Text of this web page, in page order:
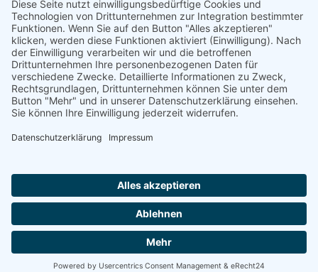
© 1987 – 2025
Storchenhof Loburg e.V.
Alle Rechte vorbehalten.
Cookie-Einstellungen
Navigation überspringen
Impressum
Haftungsausschluss
Facebook
YouTube